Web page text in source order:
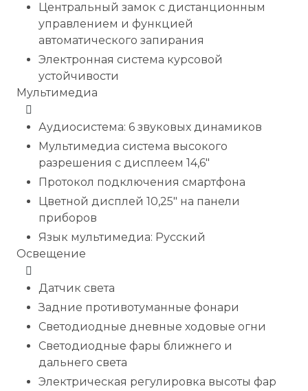
Центральный замок с дистанционным
управлением и функцией
автоматического запирания
Электронная система курсовой
устойчивости
Мультимедиа
Аудиосистема: 6 звуковых динамиков
Мультимедиа система высокого
разрешения c дисплеем 14,6"
Протокол подключения смартфона
Цветной дисплей 10,25" на панели
приборов
Язык мультимедиа: Русский
Освещение
Датчик света
Задние противотуманные фонари
Светодиодные дневные ходовые огни
Светодиодные фары ближнего и
дальнего света
Электрическая регулировка высоты фар